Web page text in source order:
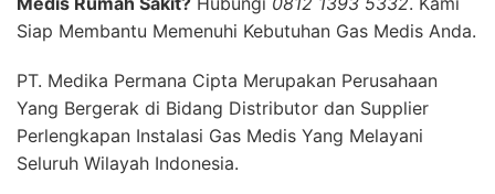
Siap Membantu Memenuhi Kebutuhan Gas Medis Anda.
PT. Medika Permana Cipta Merupakan Perusahaan
Yang Bergerak di Bidang Distributor dan Supplier
Perlengkapan Instalasi Gas Medis Yang Melayani
Seluruh Wilayah Indonesia.